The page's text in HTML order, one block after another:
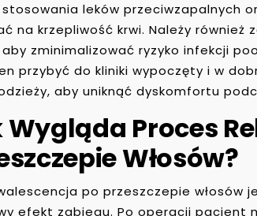
stosowania leków przeciwzapalnych
na krzepliwość krwi. Należy
aby zminimalizować ryzyko infekcji
przybyć do kliniki wypoczęty i w
aby uniknąć dyskomfortu
Wygląda Proces
Włosów?
po przeszczepie
efekt zabiegu. Po operacji pacjent